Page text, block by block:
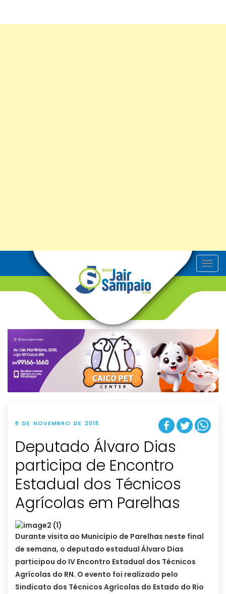
T
o
v
g
t
i
o
n
8 DE NOVEMBRO DE 2015
Deputado Álvaro Dias
participa de Encontro
Estadual dos Técnicos
Agrícolas em Parelhas
Durante visita ao Município de Parelhas neste final
de semana, o deputado estadual Álvaro Dias
participou do IV Encontro Estadual dos Técnicos
Agrícolas do RN. O evento foi realizado pelo
Sindicato dos Técnicos Agrícolas do Estado do Rio